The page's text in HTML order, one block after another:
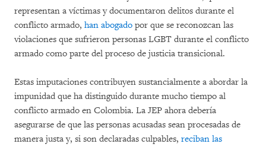
representan a víctimas y documentaron delitos durante el
conflicto armado, han abogado por que se reconozcan las
violaciones que sufrieron personas LGBT durante el conflicto
armado como parte del proceso de justicia transicional.
Estas imputaciones contribuyen sustancialmente a abordar la
impunidad que ha distinguido durante mucho tiempo al
conflicto armado en Colombia. La JEP ahora debería
asegurarse de que las personas acusadas sean procesadas de
manera justa y, si son declaradas culpables, reciban las